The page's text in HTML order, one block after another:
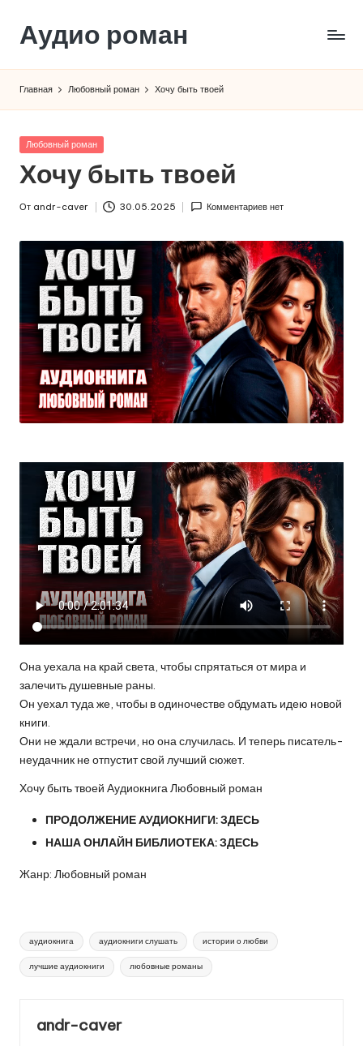
Перейти
содержимому
Аудио роман
Главная Любовный роман Хочу быть твоей
Опубликовано
Любовный роман
Хочу быть твоей
От andr-caver 30.05.2025 Комментариев нет
Она уехала на край света, чтобы спрятаться от мира и
залечить душевные раны.
Он уехал туда же, чтобы в одиночестве обдумать идею новой
книги.
Они не ждали встречи, но она случилась. И теперь писатель-
неудачник не отпустит свой лучший сюжет.
Хочу быть твоей Аудиокнига Любовный роман
ПРОДОЛЖЕНИЕ АУДИОКНИГИ:ЗДЕСЬ
НАША ОНЛАЙН БИБЛИОТЕКА:ЗДЕСЬ
Жанр: Любовный роман
Метки:
аудиокнига аудиокниги слушать истории о любви
лучшие аудиокниги любовные романы
andr-caver